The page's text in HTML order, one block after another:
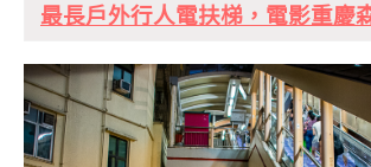
最長戶外行人電扶梯，電影重慶